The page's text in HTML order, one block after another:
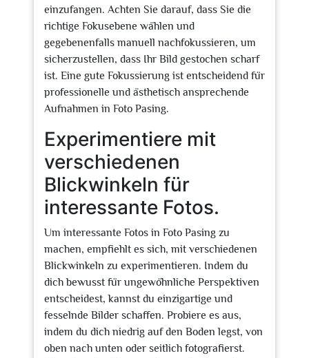
einzufangen. Achten Sie darauf, dass Sie die
richtige Fokusebene wählen und
gegebenenfalls manuell nachfokussieren, um
sicherzustellen, dass Ihr Bild gestochen scharf
ist. Eine gute Fokussierung ist entscheidend für
professionelle und ästhetisch ansprechende
Aufnahmen in Foto Pasing.
Experimentiere mit
verschiedenen
Blickwinkeln für
interessante Fotos.
Um interessante Fotos in Foto Pasing zu
machen, empfiehlt es sich, mit verschiedenen
Blickwinkeln zu experimentieren. Indem du
dich bewusst für ungewöhnliche Perspektiven
entscheidest, kannst du einzigartige und
fesselnde Bilder schaffen. Probiere es aus,
indem du dich niedrig auf den Boden legst, von
oben nach unten oder seitlich fotografierst.